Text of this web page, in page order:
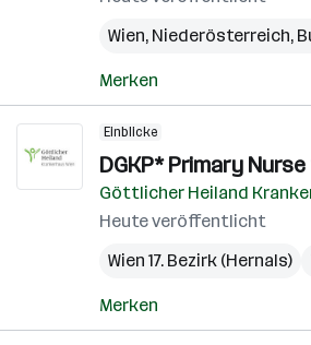
Wien, Niederösterreich,
Merken
Einblicke
DGKP* Primary
Göttlicher Heiland
Heute veröffentlicht
Wien 17. Bezirk (Hernals)
Merken